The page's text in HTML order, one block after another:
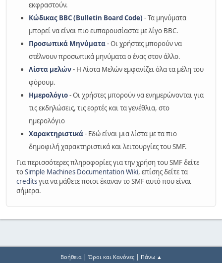
εκφραστούν.
Κώδικας BBC (Bulletin Board Code) - Τα μηνύματα
μπορεί να είναι πιο ευπαρουσίαστα με λίγο BBC.
Προσωπικά Μηνύματα- Οι χρήστες μπορούν να
στέλνουν προσωπικά μηνύματα ο ένας στον άλλο.
Λίστα μελών- Η Λίστα Μελών εμφανίζει όλα τα μέλη του
φόρουμ.
Ημερολόγιο- Οι χρήστες μπορούν να ενημερώνονται για
τις εκδηλώσεις, τις εορτές και τα γενέθλια, στο
ημερολόγιο
Χαρακτηριστικά- Εδώ είναι μια λίστα με τα πιο
δημοφιλή χαρακτηριστικά και λειτουργίες του SMF.
Για περισσότερες πληροφορίες για την χρήση του SMF δείτε
τοSimple Machines Documentation Wiki, επίσης δείτε τα
creditsγια να μάθετε ποιοι έκαναν το SMF αυτό που είναι
σήμερα.
Βοήθεια| Όροι και Κανόνες| Πάνω ▲